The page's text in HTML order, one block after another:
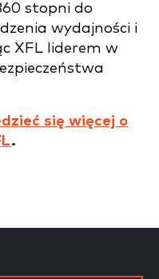
stopni do
wydajności i
XFL liderem w
się więcej o
.